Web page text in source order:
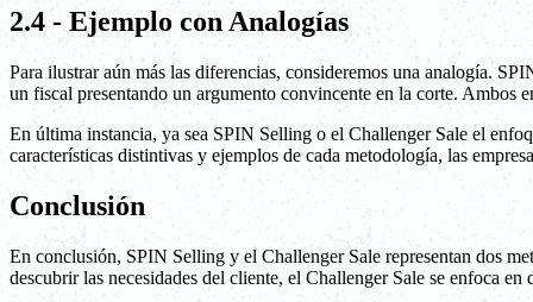
2.4 - Ejemplo con Analogías
Para ilustrar aún más las diferencias, consideremos una analogía.
un fiscal presentando un argumento convincente en la corte. Ambos
En última instancia, ya sea SPIN Selling o el Challenger Sale el
características distintivas y ejemplos de cada metodología, las
Conclusión
En conclusión, SPIN Selling y el Challenger Sale representan dos
descubrir las necesidades del cliente, el Challenger Sale se enfoca